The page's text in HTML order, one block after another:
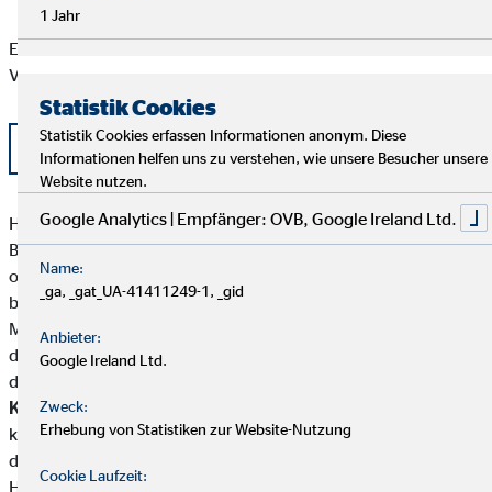
Eine aktuelle Auflistung der Produktpartner der OVB
Vermögensberatung AG finden Sie hier:
Liste OVB Produktpartner als PDF
Hans-Jörg Rummler besitzt weder direkte noch indirekte
Beteiligungen von über zehn Prozent an den Stimmrechten
oder am Kapital eines Versicherungsunternehmens noch
besitzen Versicherungsunternehmen oder
Mutterunternehmen von Versicherungsunternehmen eine
direkte oder indirekte Beteiligung von über zehn Prozent an
den Stimmrechten oder am Kapital von Hans-Jörg Rummler.
Kundengelder / Zuwendungen
keine Kundengelder entgegen.Zahlungen erfolgen direkt von
den Kunden an die jeweiligen Produktgeber.
Hans-Jörg Rummler erhält von den Partnergesellschaften für
1 Jahr
Statistik Cookies
Statistik Cookies erfassen Informationen anonym. Diese
Informationen helfen uns zu verstehen, wie unsere Besucher unsere
Website nutzen.
Google Analytics | Empfänger: OVB, Google Ireland Ltd.
Name:
_ga, _gat_UA-41411249-1, _gid
Anbieter:
Google Ireland Ltd.
Zweck:
Erhebung von Statistiken zur Website-Nutzung
Cookie Laufzeit: